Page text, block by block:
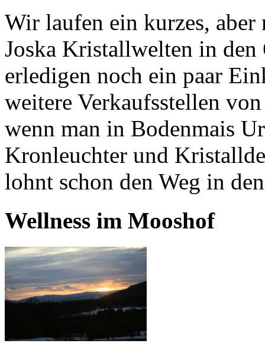
Wir laufen ein kurzes, aber
Joska Kristallwelten in
erledigen noch ein paar
weitere Verkaufsstellen
wenn man in Bodenmais
Kronleuchter und
lohnt schon den Weg in
Wellness im Mooshof